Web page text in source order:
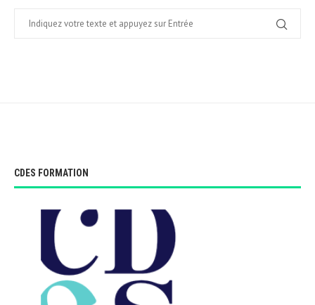
CDES FORMATION